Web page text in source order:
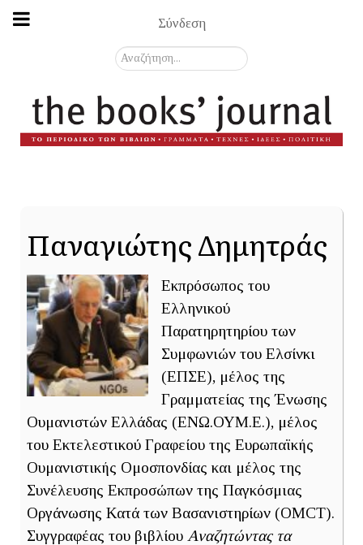
Σύνδεση
Αναζήτηση...
Παναγιώτης Δημητράς
Εκπρόσωπος του
Ελληνικού
Παρατηρητηρίου των
Συμφωνιών του Ελσίνκι
(ΕΠΣΕ), μέλος της
Γραμματείας της Ένωσης
Ουμανιστών Ελλάδας (ΕΝΩ.ΟΥΜ.Ε.), μέλος
του Εκτελεστικού Γραφείου της Ευρωπαϊκής
Ουμανιστικής Ομοσπονδίας και μέλος της
Συνέλευσης Εκπροσώπων της Παγκόσμιας
Οργάνωσης Κατά των Βασανιστηρίων (OMCT).
Συγγραφέας του βιβλίου Αναζητώντας τα